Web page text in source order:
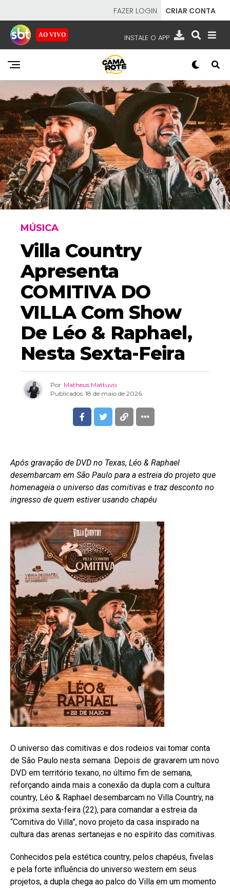
FAZER LOGIN CRIAR CONTA
AO VIVO INSTALE O APP
EMISSORAS
NOSSAS REDES APP TV SBT
SBT- SISTEMA BRASILEIRO DE TELEVISÃO
MÚSICA
Villa Country
Apresenta
COMITIVA DO
VILLA Com Show
De Léo & Raphael,
Nesta Sexta-Feira
Por Matheus Mattuvo
Publicados 18 de maio de 2026
Após gravação de DVD no Texas, Léo & Raphael
desembarcam em São Paulo para a estreia do projeto que
homenageia o universo das comitivas e traz desconto no
ingresso de quem estiver usando chapéu
O universo das comitivas e dos rodeios vai tomar conta
de São Paulo nesta semana. Depois de gravarem um novo
DVD em território texano, no último fim de semana,
reforçando ainda mais a conexão da dupla com a cultura
country, Léo & Raphael desembarcam no Villa Country, na
próxima sexta-feira (22), para comandar a estreia da
“Comitiva do Villa”, novo projeto da casa inspirado na
cultura das arenas sertanejas e no espírito das comitivas.
Conhecidos pela estética country, pelos chapéus, fivelas
e pela forte influência do universo western em seus
projetos, a dupla chega ao palco do Villa em um momento